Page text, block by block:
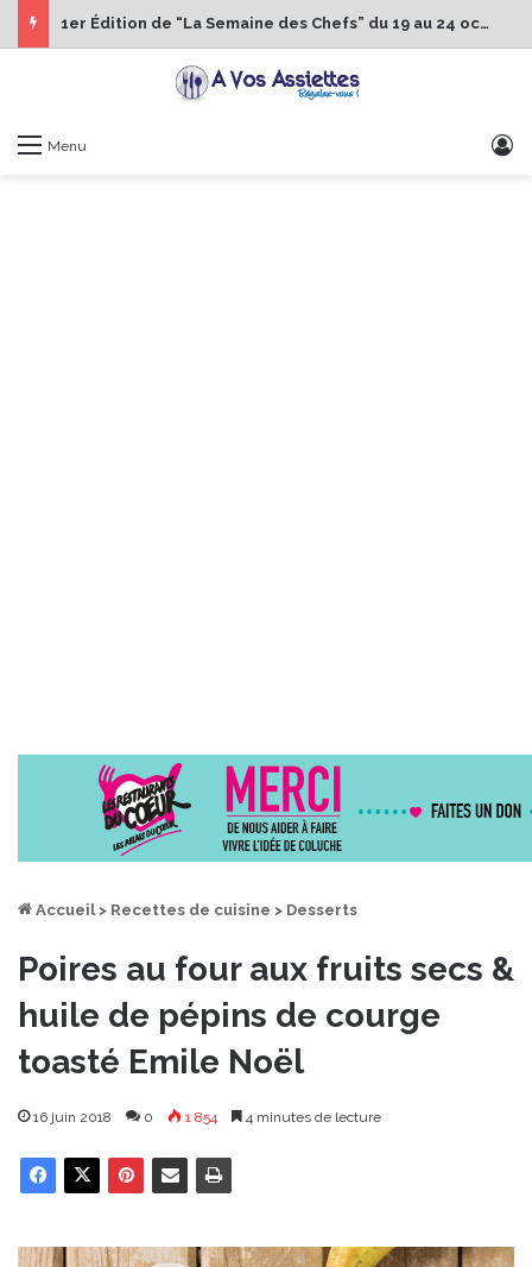
1er Édition de “La Semaine des Chefs” du 19 au 24 octobre 2026
Menu
Accueil > Recettes de cuisine > Desserts
Poires au four aux fruits secs &
huile de pépins de courge
toasté Emile Noël
16 juin 2018 0 1 854 4 minutes de lecture